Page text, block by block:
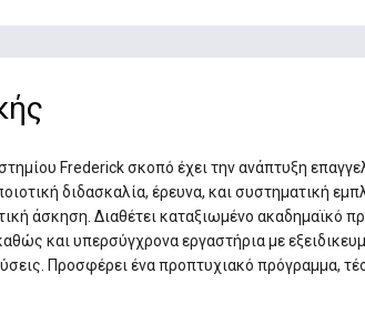
Frederick σκοπό έχει την ανάπτυξη
διδασκαλία, έρευνα, και συστηματική
άσκηση. Διαθέτει καταξιωμένο ακαδημαϊκό
και υπερσύγχρονα εργαστήρια με
Προσφέρει ένα προπτυχιακό πρόγραμμα,